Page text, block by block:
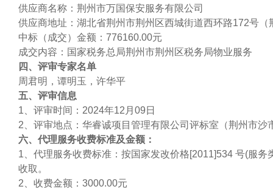
供应商名称：荆州市万国保安服务有限公司
供应商地址：湖北省荆州市荆州区西城街道西环路172号（
中标（成交）金额：776160.00元
成交内容：国家税务总局荆州市荆州区税务局物业服务
四、评审专家名单
周君明，谭明玉，许华平
五、评审信息
1、评审时间：2024年12月09日
2、评审地点：华睿诚项目管理有限公司评标室（荆州市沙
六、代理服务收费标准及金额：
1、代理服务收费标准： 按国家发改价格[2011]534 号(服务
收取 。
2、收费金额：3000.00元